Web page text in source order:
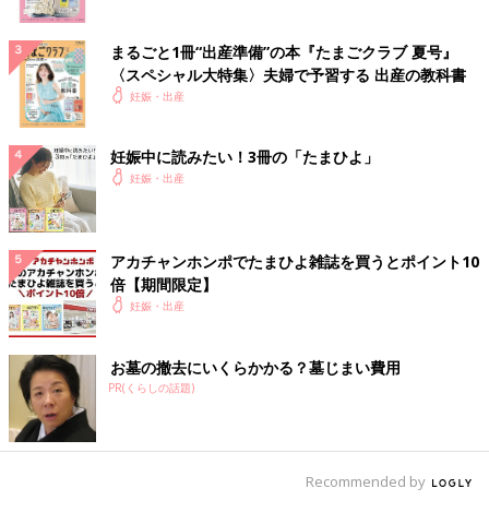
まるごと1冊“出産準備”の本『たまごクラブ 夏号』
〈スペシャル大特集〉夫婦で予習する 出産の教科書
妊娠・出産
妊娠中に読みたい！3冊の「たまひよ」
妊娠・出産
アカチャンホンポでたまひよ雑誌を買うとポイント10
倍【期間限定】
妊娠・出産
お墓の撤去にいくらかかる？墓じまい費用
PR(くらしの話題)
Recommended by